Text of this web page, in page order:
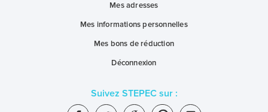
Mes adresses
Mes informations personnelles
Mes bons de réduction
Déconnexion
Suivez STEPEC sur :